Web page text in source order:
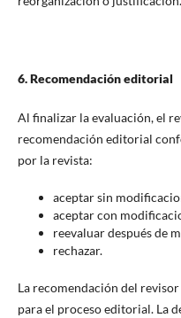
6. Recomendación editorial
Al finalizar la evaluación, el
recomendación editorial
por la revista:
aceptar sin
aceptar con
reevaluar después de
rechazar.
La recomendación del
para el proceso editorial. La